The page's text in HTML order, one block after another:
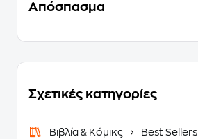
Απόσπασμα
Σχετικές κατηγορίες
Βιβλία & Κόμικς
Best Sellers